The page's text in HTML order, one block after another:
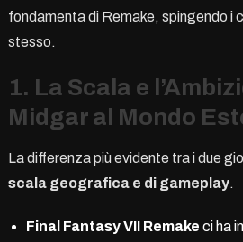
fondamenta di Remake, spingendo i
stesso.
1. La Scala e
Midgar al Mondo
La differenza più evidente tra i due
scala geografica e di gameplay.
Final Fantasy VII Remake ci ha